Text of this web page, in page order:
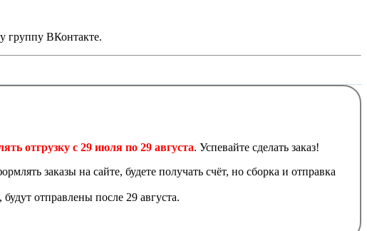
группу ВКонтакте.
отгрузку с 29 июля по 29 августа. Успевайте сделать заказ!
заказы на сайте, будете получать счёт, но сборка и отправка
отправлены после 29 августа.